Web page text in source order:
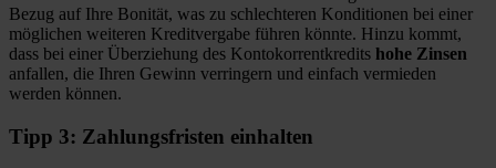
Bezug auf Ihre Bonität, was zu schlechteren Konditionen bei einer
möglichen weiteren Kreditvergabe führen könnte. Hinzu kommt,
dass bei einer Überziehung des Kontokorrentkredits hohe Zinsen
anfallen, die Ihren Gewinn verringern und einfach vermieden
werden können.
Tipp 3: Zahlungsfristen einhalten